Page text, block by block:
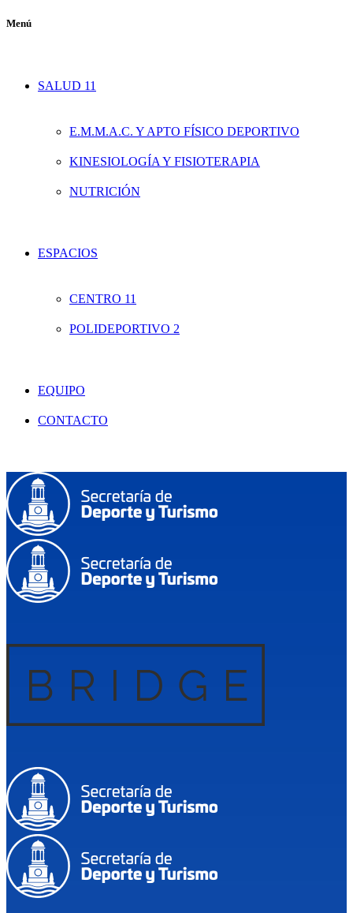
Menú
SALUD 11
E.M.M.A.C. Y APTO FÍSICO DEPORTIVO
KINESIOLOGÍA Y FISIOTERAPIA
NUTRICIÓN
ESPACIOS
CENTRO 11
POLIDEPORTIVO 2
EQUIPO
CONTACTO